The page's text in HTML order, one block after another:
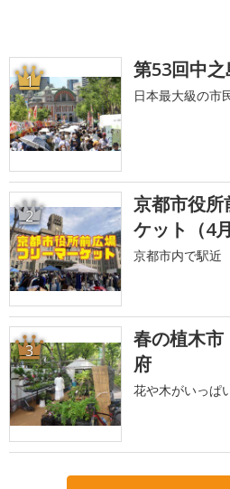
1 第53回中
日本最大級の市
2
京都市役所
ケット（4
京都市内で駅
3
春の植木市
府
花や木がいっぱ